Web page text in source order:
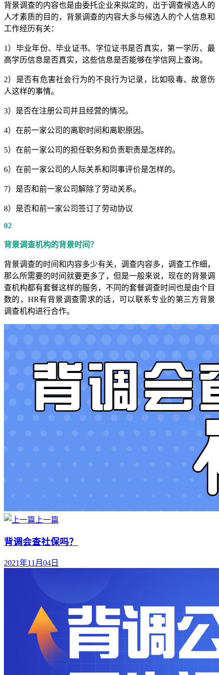
背景调查的内容也是由委托企业来拟定的，出于调查候选人的
人才素质的目的，背景调查的内容大多与候选人的个人信息和
工作经历有关：
1）毕业年份、毕业证书、学位证书是否真实，第一学历、最
高学历信息是否真实，这些信息是否能够在学信网上查询。
2）是否有危害社会行为的不良行为记录，比如吸毒、故意伤
人这样的事情。
3）是否在注册公司并且经营的情况。
4）在前一家公司的离职时间和离职原因。
5）在前一家公司的担任职务和负责职责是怎样的。
6）在前一家公司的人际关系和同事评价是怎样的。
7）是否和前一家公司解除了劳动关系。
8）是否和前一家公司签订了劳动协议
02
背景调查机构的背景时间？
背景调查的时间和内容多少有关，调查内容多，调查工作细，
那么所需要的时间就要更多了，但是一般来说，现在的背景调
查机构都有套餐这样的服务，不同的套餐调查时间也是由个目
数的，HR有背景调查需求的话，可以联系专业的第三方背景
调查机构进行合作。
上一篇
背调会查社保吗？
2021年11月04日